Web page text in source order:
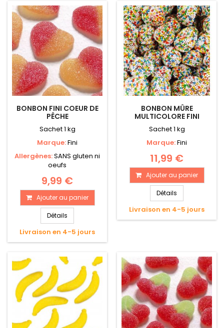
BONBON FINI COEUR DE
PÊCHE
Sachet 1 kg
Marque:Fini
Allergènes:SANS gluten ni
oeufs
9,99 €
Ajouter au panier
Détails
Livraison en 4-5 jours
BONBON MÛRE
MULTICOLORE FINI
Sachet 1 kg
Marque:Fini
11,99 €
Ajouter au panier
Détails
Livraison en 4-5 jours